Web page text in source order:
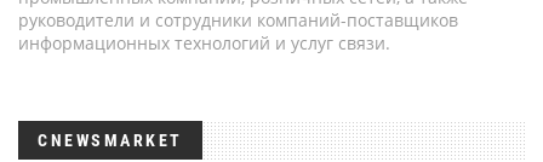
руководители и сотрудники компаний-поставщиков
информационных технологий и услуг связи.
CNEWSMARKET